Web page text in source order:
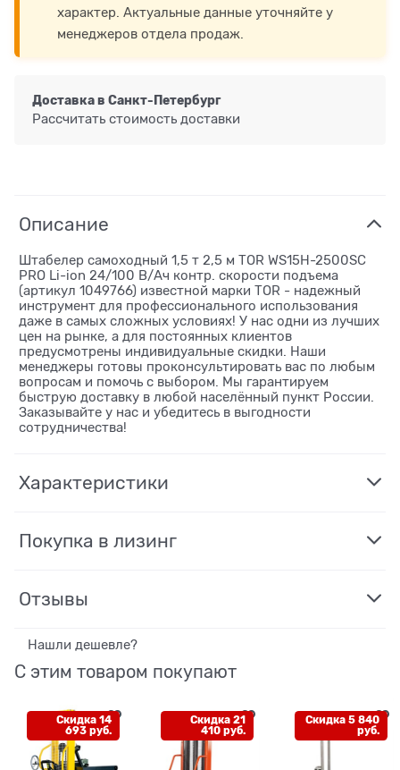
характер. Актуальные данные уточняйте у
менеджеров отдела продаж.
Доставка в Санкт-Петербург
Рассчитать стоимость доставки
Описание
Штабелер самоходный 1,5 т 2,5 м TOR WS15H-2500SC
PRO Li-ion 24/100 В/Ач контр. скорости подъема
(артикул 1049766) известной марки TOR - надежный
инструмент для профессионального использования
даже в самых сложных условиях! У нас одни из лучших
цен на рынке, а для постоянных клиентов
предусмотрены индивидуальные скидки. Наши
менеджеры готовы проконсультировать вас по любым
вопросам и помочь с выбором. Мы гарантируем
быструю доставку в любой населённый пункт России.
Заказывайте у нас и убедитесь в выгодности
сотрудничества!
Характеристики
Покупка в лизинг
Отзывы
Нашли дешевле?
С этим товаром покупают
Скидка 14
693 руб.
Скидка 21
410 руб.
Скидка 5 840
руб.